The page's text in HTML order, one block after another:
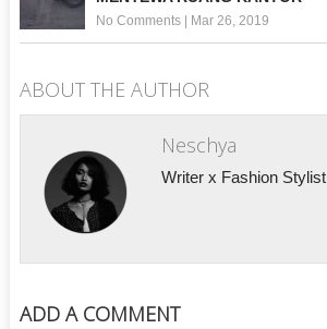
No Comments| Mar 26, 2019
ABOUT THE AUTHOR
Neschya
Writer x Fashion Stylist
ADD A COMMENT